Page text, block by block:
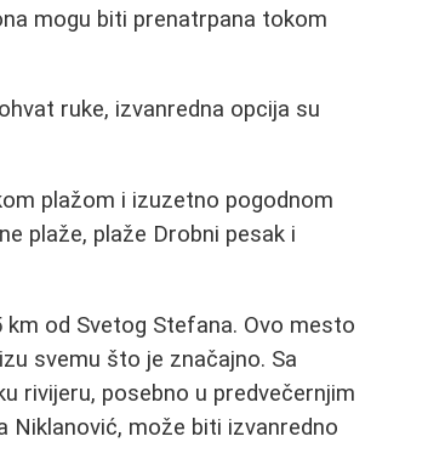
mogu biti prenatrpana tokom
ruke, izvanredna opcija su
plažom i izuzetno pogodnom
plaže, plaže Drobni pesak i
od Svetog Stefana. Ovo mesto
svemu što je značajno. Sa
rivijeru, posebno u predvečernjim
Niklanović, može biti izvanredno